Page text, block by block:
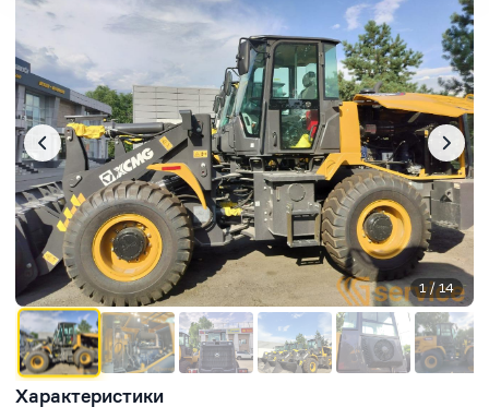
Характеристики
1 / 14